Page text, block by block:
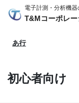
電子計測・分析機器
T&Mコーポレ
あ行
初心者向け